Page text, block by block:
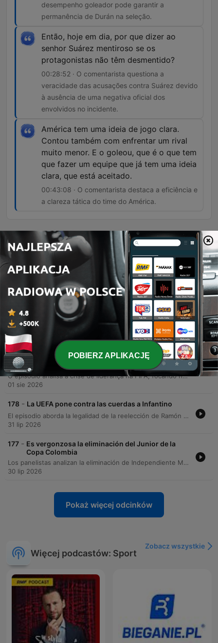
desempenho goleador pode garantir a
permanência de Durán na seleção.
Então, hoje em dia, por que dizer ao
senhor Suárez mentiroso se os
protagonistas não têm desmentido?
00:28:52 · O comentarista questiona a
veracidade das acusações contra Suárez devido
à ausência de uma negativa oficial dos
envolvidos no incidente.
América tem uma ideia de jogo clara.
Contou também com enfrentar um rival
muito menor. E o goleou, que é o que tem
que fazer um equipe que já tem uma ideia
clara, que está aceitado.
00:43:08 · O comentarista destaca a eficiência e
a clareza tática do time do América.
Odcinki
181 -
¿Merece Jhon Durán volver a la Selección
Colombia?
07 sie 2026
180 - "Yo no invertiría en el fútbol colombiano" Campo
Elías Terán Jr.
Este episódio aborda a gestão dos direitos de transmissão e a necessidade de reformas no futebol colombiano, discutindo propostas para aumentar o valor da liga através da redução do número de equipes e melhoria da competitividade. O debate explora os impactos do modelo de investimento, a importância da infraestrutura dos estádios e os desafios da segurança pública em eventos esportivos. A conversa também analisa o desempenho recente de clubes como Millonarios, Tolima e Atlético Nacional, focando em questões táticas, decisões de arbitragem e a gestão de elencos. São discutidos ainda os impactos do uso de arenas para outros eventos e a responsabilidade dos líderes de torcidas organizadas na manutenção da ordem nos estádios.
04 sie 2026
179 - Infantino renunciará antes de la elección del
2027
O episódio analisa a crise de liderança na FIFA, focando na rejeição da proposta de Gianni Infantino e as tensões políticas entre a UEFA e a FIFA, que podem resultar em um conflito de poder entre as confederações. O debate explora o impacto da má comunicação institucional e os possíveis candidatos para a presidência em 2027. A discussão estende-se ao cenário do futebol sul-americano, abordando polêmicas de arbitragem envolvendo Wilmar Roldán e Paredes, disputas contratuais no América de Cali e análises sobre o desempenho de jogadores como Álvaro Montero. O programa também avalia as condições de estádios e os desafios enfrentados por técnicos como Chacho Coudet.
01 sie 2026
178 - La UEFA pone contra las cuerdas a Infantino
El episodio aborda la legalidad de la reelección de Ramón Jesurún en la Federación Colombiana de Fútbol tras el aval del Ministerio del Deporte, y analiza las tensiones entre la FIFA y la UEFA por la comercialización privada de derechos. Se debate sobre la creciente influencia económica en el fútbol y los riesgos de la mercantilización del deporte. Asimismo, se discute la viabilidad logística de organizar mundiales en Sudamérica frente al aumento exponencial de costos globales. Finalmente, el panel analiza el poder político de Gianni Infantino y evalúa el desempeño deportivo local, centrándose en la eliminación del Junior de Barranquilla.
31 lip 2026
177 - Es vergonzosa la eliminación del Junior de la
Copa Colombia
Los panelistas analizan la eliminación de Independiente Medellín en la Copa Sudamericana ante Vasco da Gama, debatiendo sobre el bajo nivel del equipo y las polémicas arbitrales. También se examina la situación financiera del fútbol colombiano, centrándose en la asamblea de la DIMAYOR, la nueva distribución de los derechos de televisión y las propuestas para incentivar el mérito deportivo. El episodio también explora el futuro profesional de Falcao García y su posible rol como asistente técnico de la Selección Colombia. Finalmente, se debate sobre el perfil ideal para el cuerpo técnico nacional y se analizan las declaraciones de Jefferson Lerma sobre la mentalidad del jugador colombiano.
30 lip 2026
Pokaż więcej odcinków
Więcej podcastów: Sport
Zobacz wszystkie
POBIERZ APLIKACJĘ